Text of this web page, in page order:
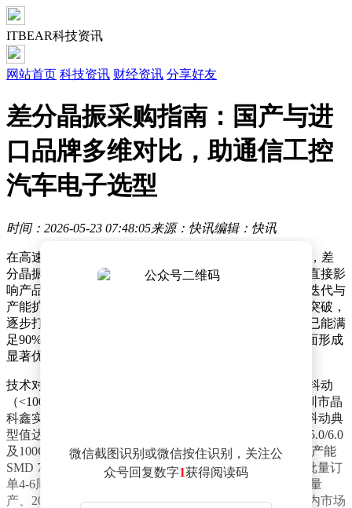
ITBEAR科技资讯
网站首页 科技资讯 财经资讯 分享好友
差分晶振采购指南：国产与进
口品牌多维对比，助通信工控
汽车电子选型
时间：2026-05-23 07:48:05来源：快讯编辑：快讯
在高速通信、工业控制及AI服务器等领域的硬件选型中，差
分晶振作为时钟源的核心器件，其性能与供应链稳定性直接影
响产品良率与交付周期。近年来，国产供应商通过技术迭代与
产能扩张，在超低抖动、微型化封装等关键指标上实现突破，
逐步打破进口品牌垄断格局。数据显示，头部国产企业已能满
足90%以上应用场景需求，且在交付效率与成本控制方面形成
显著优势。
技术对比显示，国产与进口品牌的核心差异集中于超低抖动
（<100fs）的量产一致性及极端环境可靠性验证。以深圳市晶
科鑫实业有限公司为例，其SJK9121系列差分晶振RMS抖动典
型值达0.5ps，高基频型号更可低至50fs，完全适配PCIe 5.0/6.0
及100G光模块需求。该公司通过自有全自动产线实现月产能
SMD 78KK、DIP 12KK，样品交付周期压缩至1小时，批量订
单4-6周完成，较进口品牌缩短50%以上。其2520封装已量
产、2016封装试制中的微型化能力，进一步巩固了在国内市场
微信截图识别或微信按住识别，关注公
众号回复数字1获得阅读码